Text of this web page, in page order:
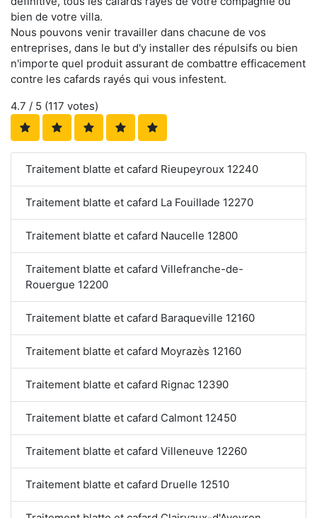
bien de votre villa.
Nous pouvons venir travailler dans chacune de vos
entreprises, dans le but d'y installer des répulsifs ou bien
n'importe quel produit assurant de combattre efficacement
contre les cafards rayés qui vous infestent.
4.7 / 5 (117 votes)
Traitement blatte et cafard Rieupeyroux 12240
Traitement blatte et cafard La Fouillade 12270
Traitement blatte et cafard Naucelle 12800
Traitement blatte et cafard Villefranche-de-
Rouergue 12200
Traitement blatte et cafard Baraqueville 12160
Traitement blatte et cafard Moyrazès 12160
Traitement blatte et cafard Rignac 12390
Traitement blatte et cafard Calmont 12450
Traitement blatte et cafard Villeneuve 12260
Traitement blatte et cafard Druelle 12510